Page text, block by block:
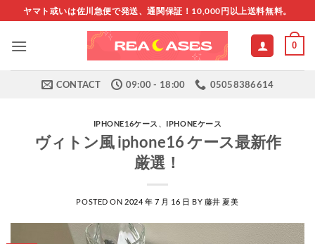
to
content
ヤマト或いは佐川急便で発送、通関保証！10,000円以上送料無料。
0
CONTACT 09:00 - 18:00 05058386614
IPHONE16ケース 、 IPHONEケース
ヴィトン風 iphone16 ケース最新作
厳選！
POSTED ON 2024 年 7 月 16 日 BY 藤井 夏美